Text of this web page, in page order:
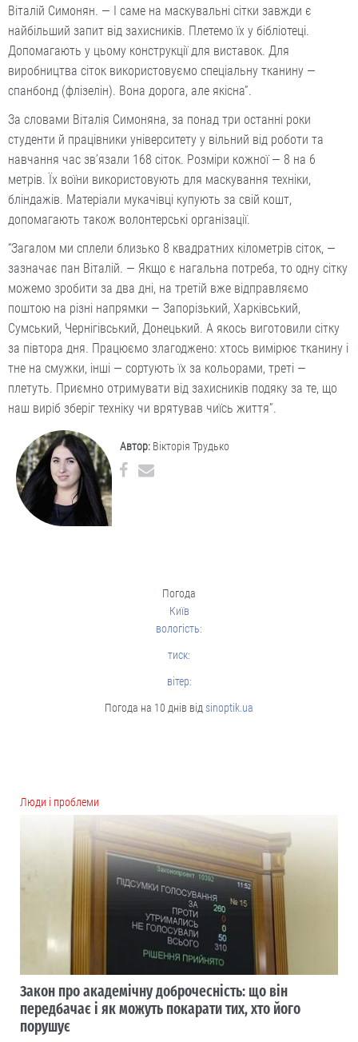
Віталій Симонян. — І саме на маскувальні сітки завжди є
найбільший запит від захисників. Плетемо їх у бібліотеці.
Допомагають у цьому конструкції для виставок. Для
виробництва сіток використовуємо спеціальну тканину —
спанбонд (флізелін). Вона дорога, але якісна”.
За словами Віталія Симоняна, за понад три останні роки
студенти й працівники університету у вільний від роботи та
навчання час зв’язали 168 сіток. Розміри кожної — 8 на 6
метрів. Їх воїни використовують для маскування техніки,
бліндажів. Матеріали мукачівці купують за свій кошт,
допомагають також волонтерські організації.
“Загалом ми сплели близько 8 квадратних кілометрів сіток, —
зазначає пан Віталій. — Якщо є нагальна потреба, то одну сітку
можемо зробити за два дні, на третій вже відправляємо
поштою на різні напрямки — Запорізький, Харківський,
Сумський, Чернігівський, Донецький. А якось виготовили сітку
за півтора дня. Працюємо злагоджено: хтось вимірює тканину і
тне на смужки, інші — сортують їх за кольорами, треті —
плетуть. Приємно отримувати від захисників подяку за те, що
наш виріб зберіг техніку чи врятував чиїсь життя”.
Автор: Вікторія Трудько
Погода
Київ
вологість:
тиск:
вітер:
Погода на 10 днів від sinoptik.ua
Люди і проблеми
Закон про академічну доброчесність: що він
передбачає і як можуть покарати тих, хто його
порушує